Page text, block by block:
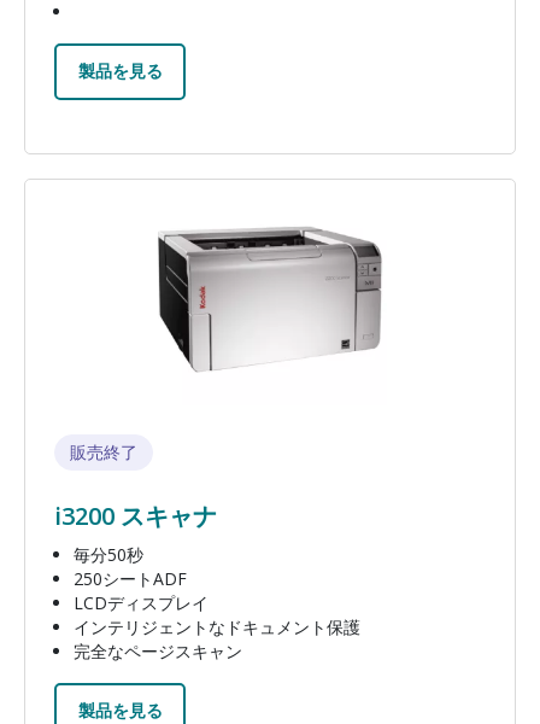
製品を見る
画像
販売終了
i3200 スキャナ
毎分50秒
250シートADF
LCDディスプレイ
インテリジェントなドキュメント保護
完全なページスキャン
製品を見る